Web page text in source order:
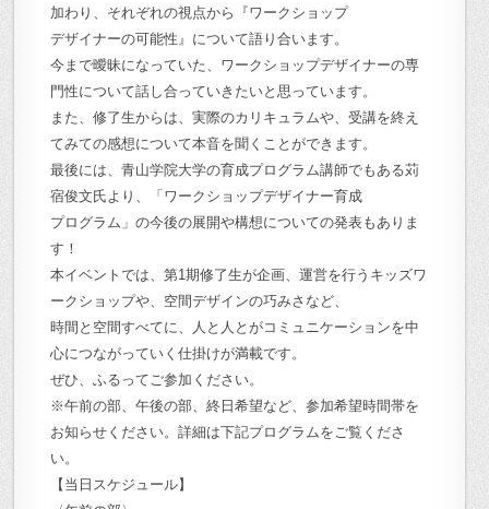
加わり、それぞれの視点から『ワークショップ
デザイナーの可能性』について語り合います。
今まで曖昧になっていた、ワークショップデザイナーの専
門性について話し合っていきたいと思っています。
また、修了生からは、実際のカリキュラムや、受講を終え
てみての感想について本音を聞くことができます。
最後には、青山学院大学の育成プログラム講師でもある苅
宿俊文氏より、「ワークショップデザイナー育成
プログラム」の今後の展開や構想についての発表もありま
す！
本イベントでは、第1期修了生が企画、運営を行うキッズワ
ークショップや、空間デザインの巧みさなど、
時間と空間すべてに、人と人とがコミュニケーションを中
心につながっていく仕掛けが満載です。
ぜひ、ふるってご参加ください。
※午前の部、午後の部、終日希望など、参加希望時間帯を
お知らせください。詳細は下記プログラムをご覧くださ
い。
【当日スケジュール】